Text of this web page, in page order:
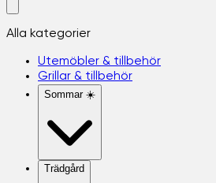
Alla kategorier
Utemöbler & tillbehör
Grillar & tillbehör
Sommar ☀️
Trädgård